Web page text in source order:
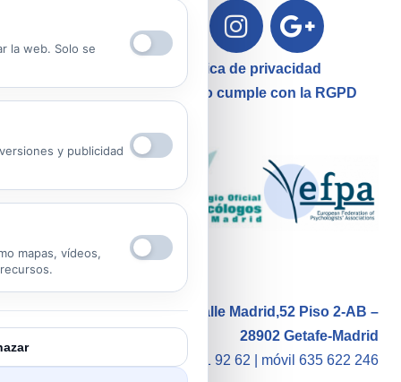
Aviso Legal – Política de privacidad
Nuestro Centro Sanitario cumple con la RGPD
Calle Madrid,52 Piso 2-AB –
28902 Getafe-Madrid
tlf. 91 681 92 62 | móvil 635 622 246
la web. Solo se
y publicidad
mapas, vídeos,